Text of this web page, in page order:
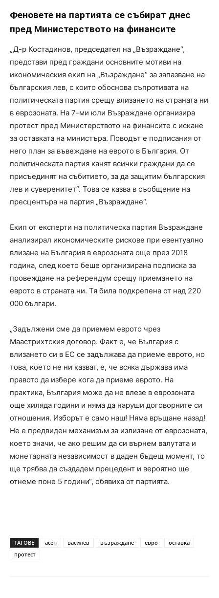
Феновете на партията се събират днес
пред Министерството на финансите
„Д-р Костадинов, председател на „Възраждане“,
представи пред граждани основните мотиви на
икономическия екип на „Възраждане“ за запазване на
българския лев, с които обоснова съпротивата на
политическата партия срещу влизането на страната ни
в еврозоната. На 7-ми юли Възраждане организира
протест пред Министерството на финансите с искане
за оставката на министъра. Поводът е подписания от
него план за въвеждане на еврото в България. От
политическата партия канят всички граждани да се
присъединят на събитието, за да защитим българския
лев и суверенитет“. Това се казва в съобщение на
пресцентъра на партия „Възраждане“.
Екип от експерти на политическа партия Възраждане
анализирал икономическите рискове при евентуално
влизане на България в еврозоната още през 2018
година, след което беше организирана подписка за
провеждане на референдум срещу приемането на
еврото в страната ни. Тя била подкрепена от над 220
000 българи.
„Задължени сме да приемем еврото чрез
Маастрихтския договор. Факт е, че България с
влизането си в ЕС се задължава да приеме еврото, но
това, което не ни казват, е, че всяка държава има
правото да избере кога да приеме еврото. На
практика, България може да не влезе в еврозоната
още хиляда години и няма да наруши договорните си
отношения. Изборът е само наш! Няма връщане назад!
Не е предвиден механизъм за излизане от еврозоната,
което значи, че ако решим да си върнем валутата и
монетарната независимост в даден бъдещ момент, то
ще трябва да създадем прецедент и вероятно ще
отнеме поне 5 години“, обявиха от партията.
ТАГОВЕ асен василев възраждане евро
оставка
протест